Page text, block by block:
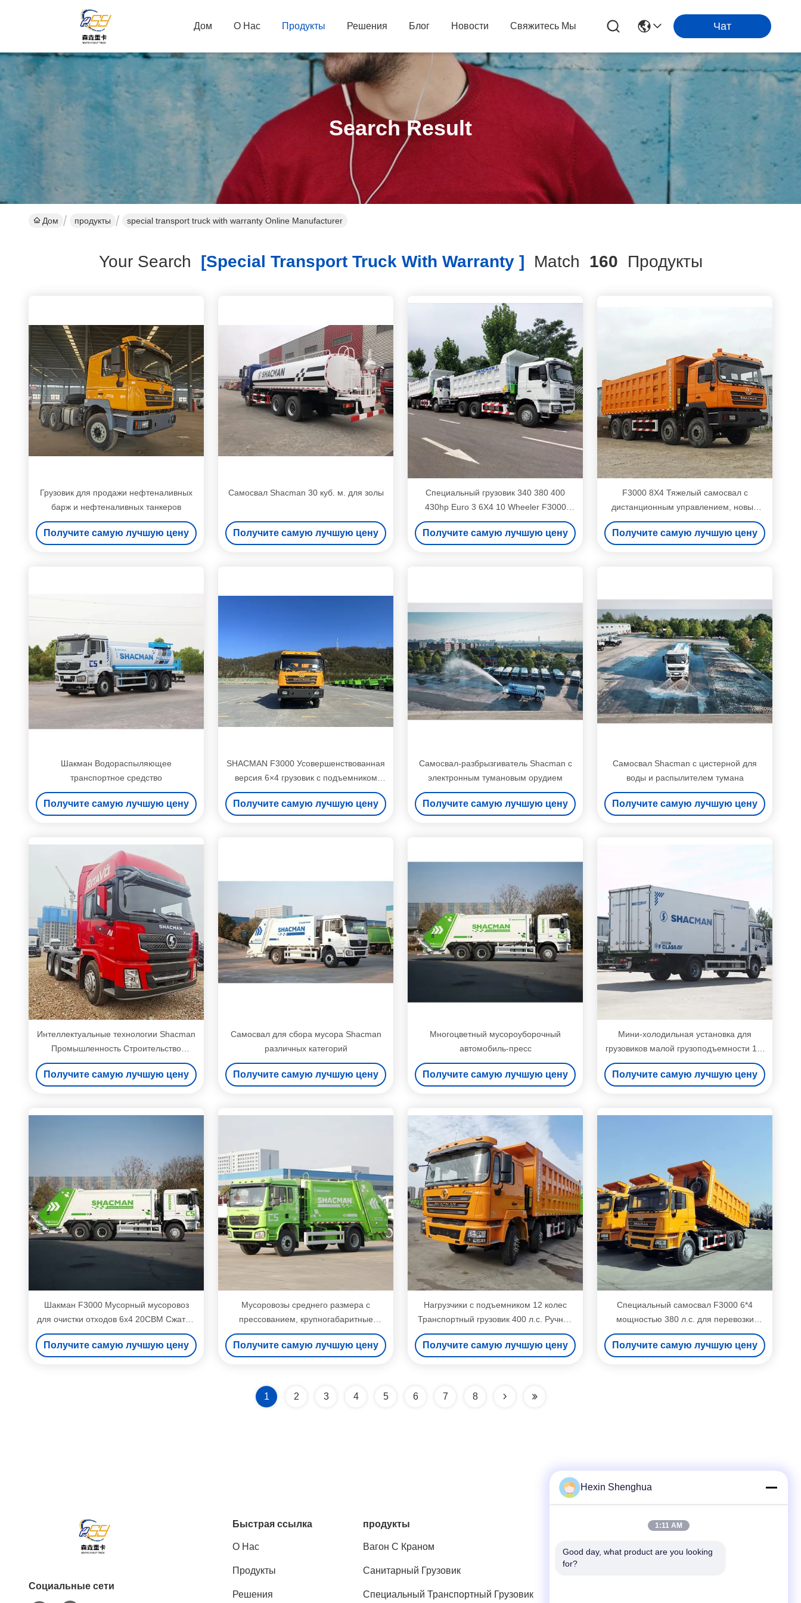
Дом О Нас Продукты Решения Блог Новости Свяжитесь Мы Чат
Search Result
Дом продукты special transport truck with warranty Online Manufacturer
Your Search [special Transport Truck With Warranty ] Match 160 Продукты
Грузовик для продажи нефтеналивных
барж и нефтеналивных танкеров
Получите самую лучшую цену
Самосвал Shacman 30 куб. м. для золы
Получите самую лучшую цену
Специальный грузовик 340 380 400
430hp Euro 3 6X4 10 Wheeler F3000
Дизельный грузовик с откидкой
Получите самую лучшую цену
F3000 8X4 Тяжелый самосвал с
дистанционным управлением, новый
самосвал, небольшой самосвал
Получите самую лучшую цену
Шакман Водораспыляющее
транспортное средство
Получите самую лучшую цену
SHACMAN F3000 Усовершенствованная
версия 6×4 грузовик с подъемником
SX3255DR404, 340 л.с.
Получите самую лучшую цену
Самосвал-разбрызгиватель Shacman с
электронным тумановым орудием
Получите самую лучшую цену
Самосвал Shacman с цистерной для
воды и распылителем тумана
Получите самую лучшую цену
Интеллектуальные технологии Shacman
Промышленность Строительство
Добыча Грузовой транспорт Тягач
Грузовик
Получите самую лучшую цену
Самосвал для сбора мусора Shacman
различных категорий
Получите самую лучшую цену
Многоцветный мусороуборочный
автомобиль-пресс
Получите самую лучшую цену
Мини-холодильная установка для
грузовиков малой грузоподъемности 1,5
тонны, 5 тонн, 10 тонн для перевозки
мяса
Получите самую лучшую цену
Шакман F3000 Мусорный мусоровоз
для очистки отходов 6x4 20CBM Сжатый
мусоровоз для сбора муниципальных
отходов
Получите самую лучшую цену
Мусоровозы среднего размера с
прессованием, крупногабаритные
мусоровозы среднего размера
Получите самую лучшую цену
Нагрузчики с подъемником 12 колес
Транспортный грузовик 400 л.с. Ручная
коробка передач Нагрузчики с
подъемником Дизельное топливо
Получите самую лучшую цену
Специальный самосвал F3000 6*4
мощностью 380 л.с. для перевозки
строительного мусора в городе
Получите самую лучшую цену
1 2 3 4 5 6 7 8
Социальные сети
Быстрая ссылка
О Нас
Продукты
Решения
продукты
Вагон С Краном
Санитарный Грузовик
Специальный Транспортный Грузовик
Быстрый контакт
Телефон
Hexin Shenghua
1:11 AM
Good day, what product are you looking
for?